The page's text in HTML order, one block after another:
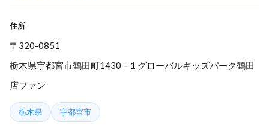
住所
〒320-0851
栃木県宇都宮市鶴田町1430－1 グローバルキッズパーク鶴田
店ファン
栃木県 宇都宮市